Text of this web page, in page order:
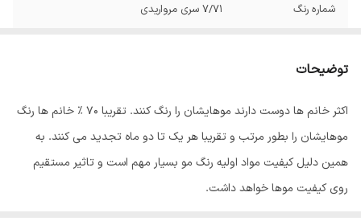
شماره رنگ 7/71 سری مرواریدی
توضیحات
اکثر خانم ها دوست دارند موهایشان را رنگ کنند. تقریبا 70 % خانم ها رنگ
موهایشان را بطور مرتب و تقریبا هر یک تا دو ماه تجدید می کنند. به
همین دلیل کیفیت مواد اولیه رنگ مو بسیار مهم است و تاثیر مستقیم
روی کیفیت موها خواهد داشت.